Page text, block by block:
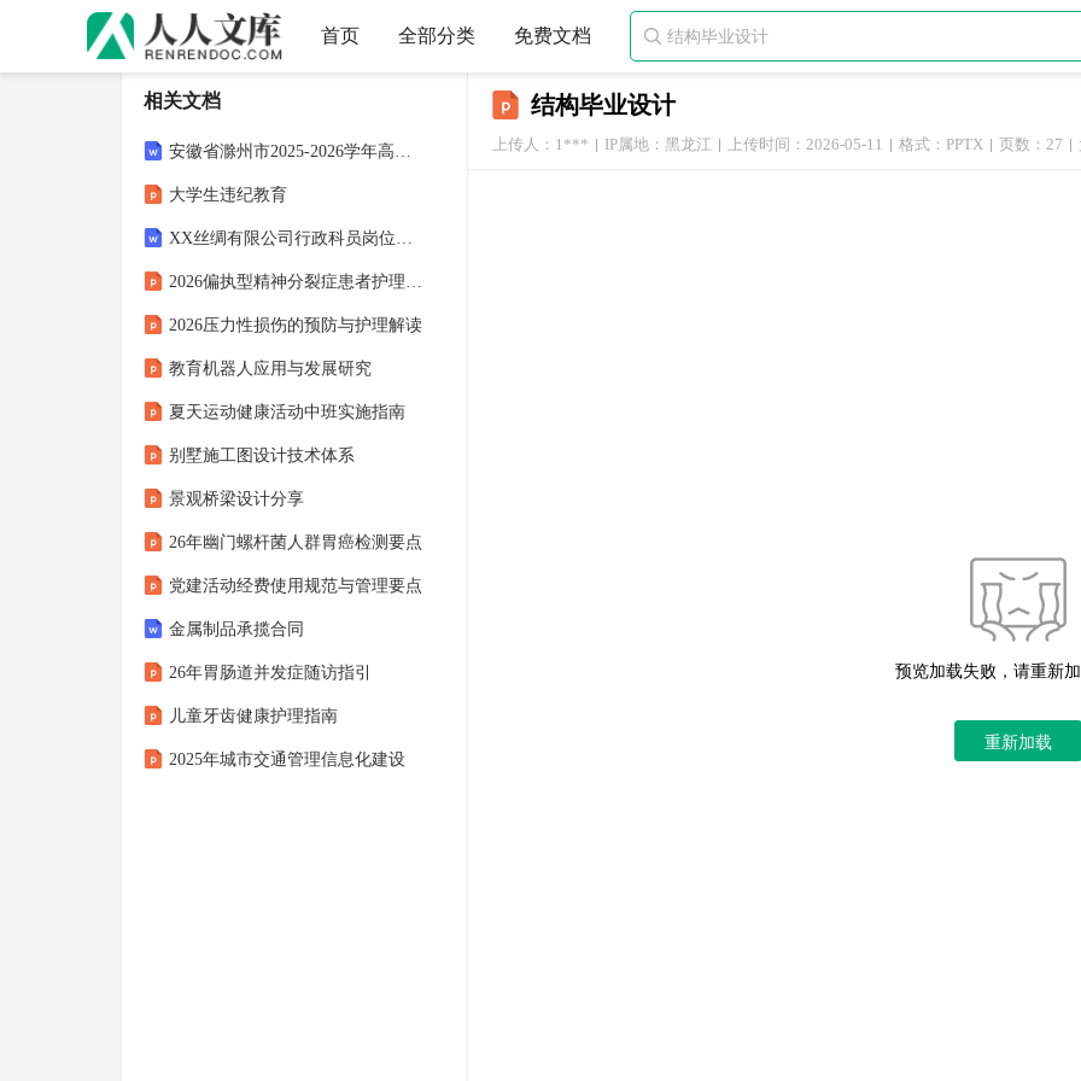
首页 全部分类 免费文档 
结构毕业设计
上传人：1*** IP属地：黑龙江 上传时间：2026-05-11 格式：PPTX 页数：27
预览加载失败，请重新
重新加载
相关文档
安徽省滁州市2025-2026学年高一生物下学期期中试题 (一)【含答案】
大学生违纪教育
XX丝绸有限公司行政科员岗位职责
2026偏执型精神分裂症患者护理查房解读
2026压力性损伤的预防与护理解读
教育机器人应用与发展研究
夏天运动健康活动中班实施指南
别墅施工图设计技术体系
景观桥梁设计分享
26年幽门螺杆菌人群胃癌检测要点
党建活动经费使用规范与管理要点
金属制品承揽合同
26年胃肠道并发症随访指引
儿童牙齿健康护理指南
2025年城市交通管理信息化建设